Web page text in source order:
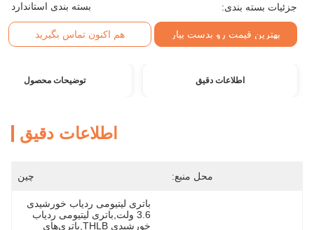
جزئیات بسته بندی: بسته بندی استاندارد
بهترین قیمت رو بدست بیار هم اکنون تماس بگیرید
اطلاعات دقیق توضیحات محصول
اطلاعات دقیق
محل منبع: چین